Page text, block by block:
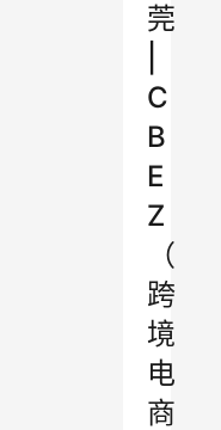
莞
C
B
E
Z
（
跨
境
电
商